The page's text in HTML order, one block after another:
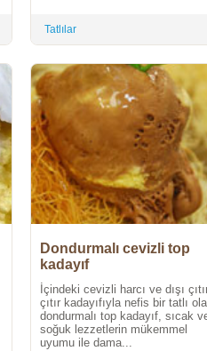
Tatlılar
Dondurmalı cevizli top
kadayıf
İçindeki cevizli harcı ve dışı
çıtır kadayıfıyla nefis bir tatlı
dondurmalı top kadayıf, sıcak
soğuk lezzetlerin mükemmel
uyumu ile dama...